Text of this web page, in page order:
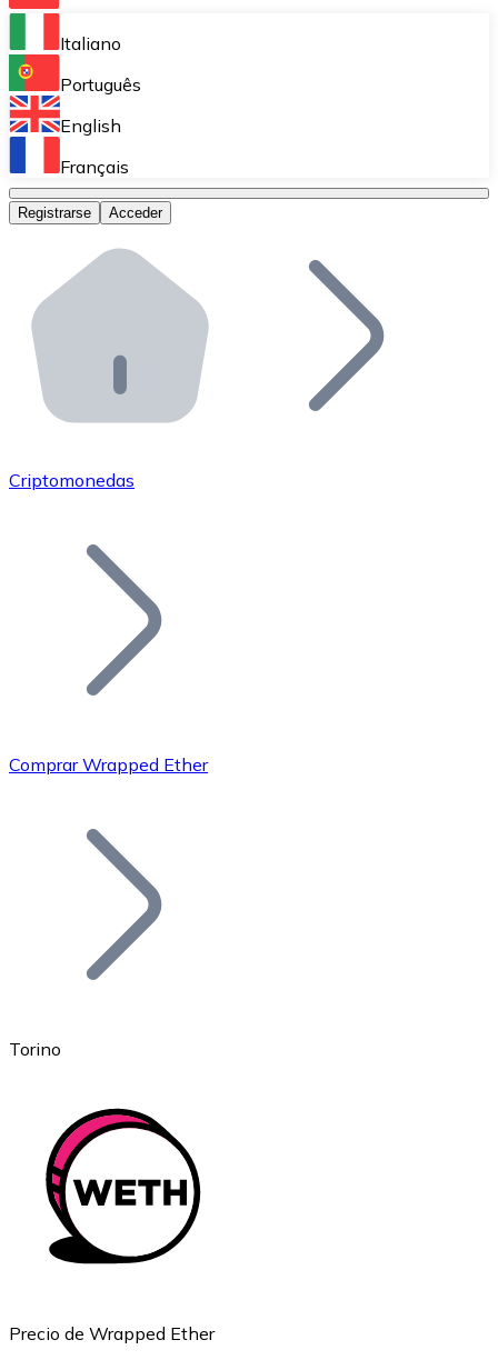
Bitnovo Ramp
Integra nuestra solución en tu plataforma.
Bitnovo Giftcards
Bitnovo OTC
Bitnovo ATM
Integra un ATM Bitnovo en tu negocio y permite que
Bitnovo API
Integra nuestra API en tu ecosistema.
Únete a nuestra red de distribuidores.
Añade tu proyecto a nuestro ecosistema.
Bitcoin
Ethereum
ETH
Italiano
Português
English
Français
Registrarse Acceder
Criptomonedas
Comprar Wrapped Ether
Torino
Precio de Wrapped Ether